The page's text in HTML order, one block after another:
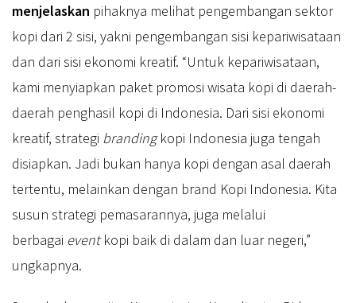
menjelaskan pihaknya melihat pengembangan sektor
kopi dari 2 sisi, yakni pengembangan sisi kepariwisataan
dan dari sisi ekonomi kreatif. “Untuk kepariwisataan,
kami menyiapkan paket promosi wisata kopi di daerah-
daerah penghasil kopi di Indonesia. Dari sisi ekonomi
kreatif, strategi brandingkopi Indonesia juga tengah
disiapkan. Jadi bukan hanya kopi dengan asal daerah
tertentu, melainkan dengan brand Kopi Indonesia. Kita
susun strategi pemasarannya, juga melalui
berbagai eventkopi baik di dalam dan luar negeri,”
ungkapnya.